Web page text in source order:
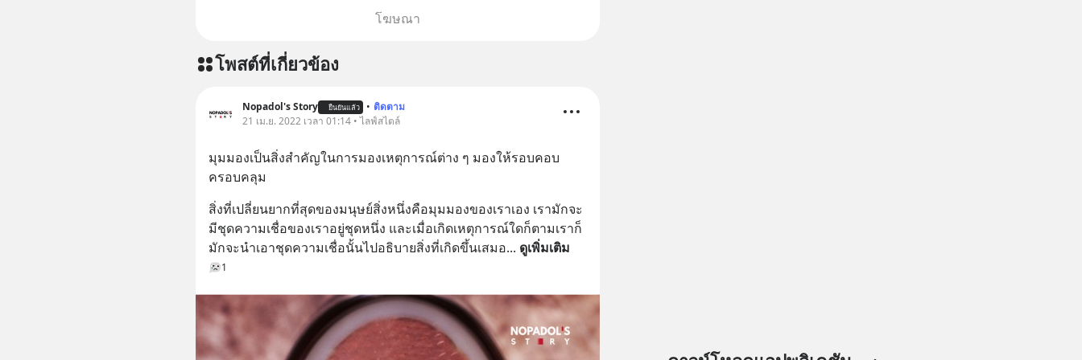
โฆษณา
โพสต์ที่เกี่ยวข้อง
Nopadol's Story ยืนยันแล้ว • ติดตาม
21 เม.ย. 2022 เวลา 01:14 • ไลฟ์สไตล์
มุมมองเป็นสิ่งสำคัญในการมองเหตุการณ์ต่าง ๆ มองให้รอบคอบ
ครอบคลุม
สิ่งที่เปลี่ยนยากที่สุดของมนุษย์สิ่งหนึ่งคือมุมมองของเราเอง เรามักจะ
มีชุดความเชื่อของเราอยู่ชุดหนึ่ง และเมื่อเกิดเหตุการณ์ใดก็ตามเราก็
มักจะนำเอาชุดความเชื่อนั้นไปอธิบายสิ่งที่เกิดขึ้นเสมอ... ดูเพิ่มเติม
1